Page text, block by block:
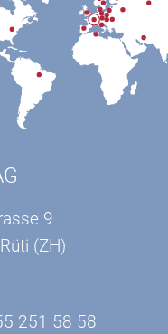
9
(ZH)
251 58 58